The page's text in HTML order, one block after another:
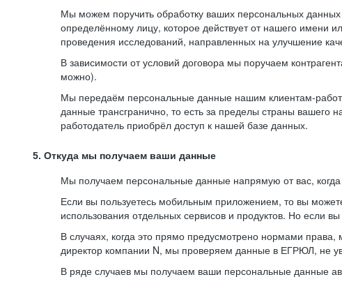
Мы можем поручить обработку ваших персональных данных
определённому лицу, которое действует от нашего
проведения исследований, направленных на улучшение
В зависимости от условий договора мы поручаем
можно).
Мы передаём персональные данные нашим клиентам-
данные трансгранично, то есть за пределы страны
работодатель приобрёл доступ к нашей базе данных.
5. Откуда мы получаем ваши данные
Мы получаем персональные данные напрямую от вас,
Если вы пользуетесь мобильным приложением, то вы
использования отдельных сервисов и продуктов. Но если
В случаях, когда это прямо предусмотрено нормами
директор компании N, мы проверяем данные в ЕГРЮЛ, не
В ряде случаев мы получаем ваши персональные данные